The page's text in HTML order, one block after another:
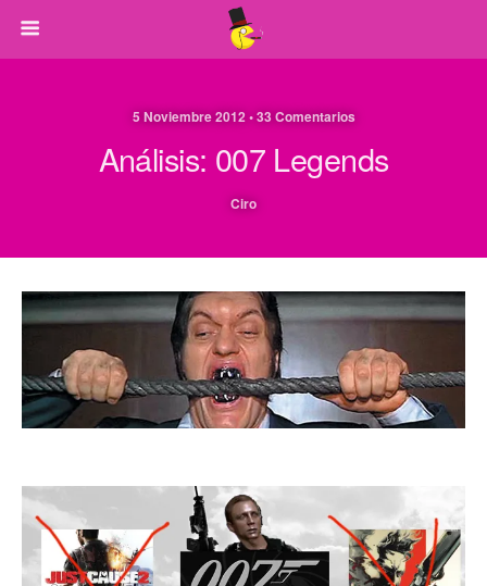
5 Noviembre 2012 • 33 Comentarios
Análisis: 007 Legends
Ciro